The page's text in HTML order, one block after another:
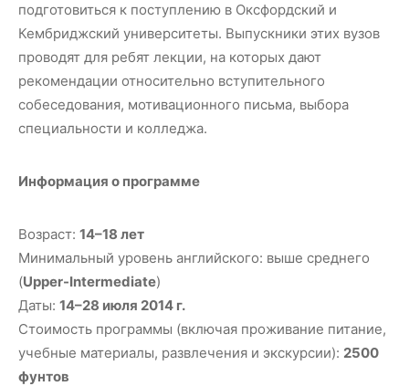
подготовиться к поступлению в Оксфордский и
Кембриджский университеты. Выпускники этих вузов
проводят для ребят лекции, на которых дают
рекомендации относительно вступительного
собеседования, мотивационного письма, выбора
специальности и колледжа.
Информация о программе
Возраст: 14–18 лет
Минимальный уровень английского: выше среднего
(Upper-Intermediate)
Даты: 14–28 июля 2014 г.
Стоимость программы (включая проживание питание,
учебные материалы, развлечения и экскурсии): 2500
фунтов